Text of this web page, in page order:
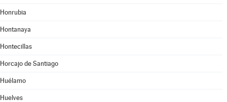
Honrubia
Hontanaya
Hontecillas
Horcajo de Santiago
Huélamo
Huelves